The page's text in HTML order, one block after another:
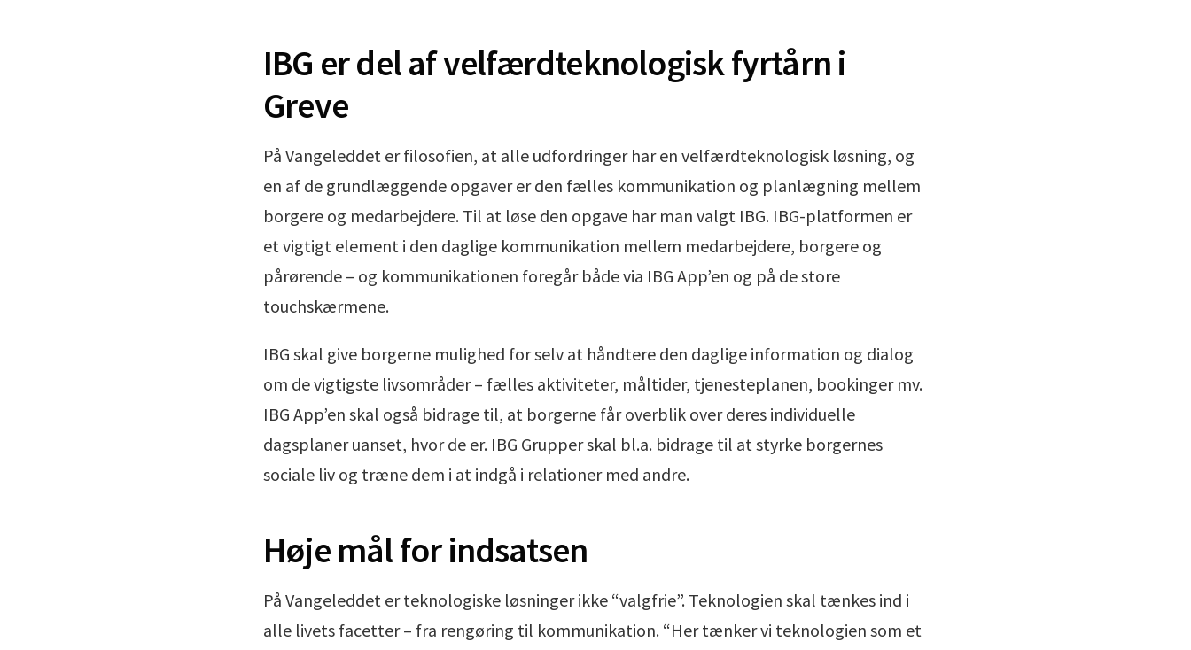
IBG er del af velfærdteknologisk fyrtårn i
Greve
På Vangeleddet er filosofien, at alle udfordringer har en velfærdteknologisk løsning, og
en af de grundlæggende opgaver er den fælles kommunikation og planlægning mellem
borgere og medarbejdere. Til at løse den opgave har man valgt IBG. IBG-platformen er
et vigtigt element i den daglige kommunikation mellem medarbejdere, borgere og
pårørende – og kommunikationen foregår både via IBG App’en og på de store
touchskærmene.
IBG skal give borgerne mulighed for selv at håndtere den daglige information og dialog
om de vigtigste livsområder – fælles aktiviteter, måltider, tjenesteplanen, bookinger mv.
IBG App’en skal også bidrage til, at borgerne får overblik over deres individuelle
dagsplaner uanset, hvor de er. IBG Grupper skal bl.a. bidrage til at styrke borgernes
sociale liv og træne dem i at indgå i relationer med andre.
Høje mål for indsatsen
På Vangeleddet er teknologiske løsninger ikke “valgfrie”. Teknologien skal tænkes ind i
alle livets facetter – fra rengøring til kommunikation. “Her tænker vi teknologien som et